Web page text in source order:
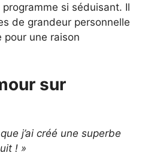
si séduisant. Il
de grandeur personnelle
pour une raison
sur
j’ai créé une superbe
! »